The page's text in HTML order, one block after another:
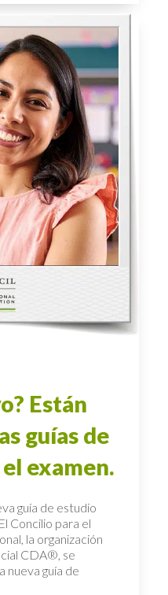
Están
guías de
examen.
guía de estudio
Concilio para el
la organización
CDA®, se
nueva guía de